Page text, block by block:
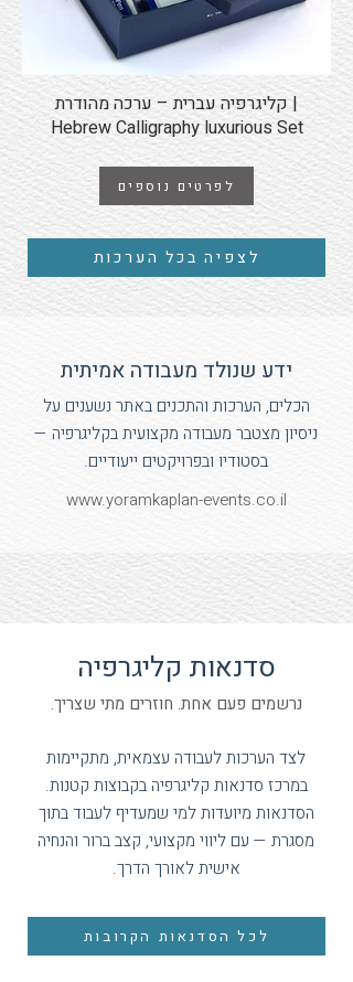
קליגרפיה עברית – ערכה מהודרת |
Hebrew Calligraphy luxurious Set
לפרטים נוספים
לצפיה בכל הערכות
ידע שנולד מעבודה אמיתית
הכלים, הערכות והתכנים באתר נשענים על
ניסיון מצטבר מעבודה מקצועית בקליגרפיה —
בסטודיו ובפרויקטים ייעודיים.
www.yoramkaplan-events.co.il
סדנאות קליגרפיה
נרשמים פעם אחת. חוזרים מתי שצריך.
לצד הערכות לעבודה עצמאית, מתקיימות
במרכז סדנאות קליגרפיה בקבוצות קטנות.
הסדנאות מיועדות למי שמעדיף לעבוד בתוך
מסגרת — עם ליווי מקצועי, קצב ברור והנחיה
אישית לאורך הדרך.
לכל הסדנאות הקרובות